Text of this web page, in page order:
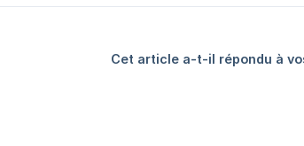
Cet article a-t-il répondu à